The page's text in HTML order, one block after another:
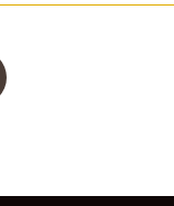
用目的範囲内で
策の実施